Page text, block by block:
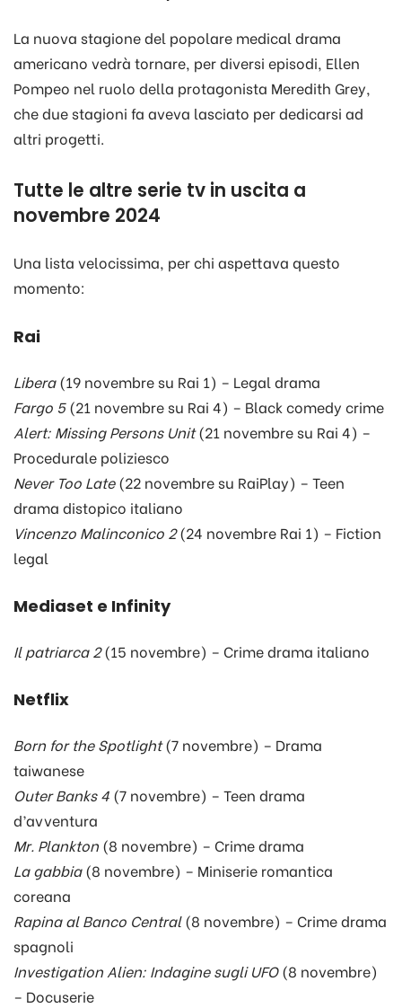
La nuova stagione del popolare medical drama
americano vedrà tornare, per diversi episodi, Ellen
Pompeo nel ruolo della protagonista Meredith Grey,
che due stagioni fa aveva lasciato per dedicarsi ad
altri progetti.
Tutte le altre serie tv in uscita a
novembre 2024
Una lista velocissima, per chi aspettava questo
momento:
Rai
Libera(19 novembre su Rai 1) – Legal drama
Fargo 5(21 novembre su Rai 4) – Black comedy crime
Alert: Missing Persons Unit(21 novembre su Rai 4) –
Procedurale poliziesco
Never Too Late(22 novembre su RaiPlay) – Teen
drama distopico italiano
Vincenzo Malinconico 2(24 novembre Rai 1) – Fiction
legal
Mediaset e Infinity
Il patriarca 2(15 novembre) – Crime drama italiano
Netflix
Born for the Spotlight(7 novembre) – Drama
taiwanese
Outer Banks 4 (7 novembre) – Teen drama
d’avventura
Mr. Plankton (8 novembre) – Crime drama
La gabbia(8 novembre) – Miniserie romantica
coreana
Rapina al Banco Central(8 novembre) – Crime drama
spagnoli
Investigation Alien: Indagine sugli UFO(8 novembre)
– Docuserie